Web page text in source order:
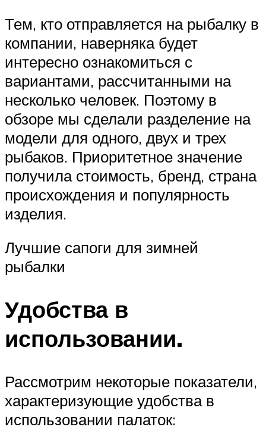
Тем, кто отправляется на рыбалку в
компании, наверняка будет
интересно ознакомиться с
вариантами, рассчитанными на
несколько человек. Поэтому в
обзоре мы сделали разделение на
модели для одного, двух и трех
рыбаков. Приоритетное значение
получила стоимость, бренд, страна
происхождения и популярность
изделия.
Лучшие сапоги для зимней
рыбалки
Удобства в
использовании.
Рассмотрим некоторые показатели,
характеризующие удобства в
использовании палаток: